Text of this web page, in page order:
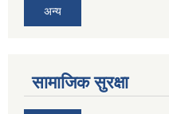
अन्य
सामाजिक सुरक्षा